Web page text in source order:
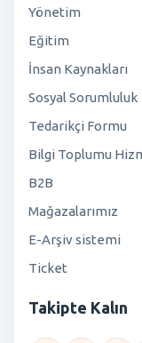
Yönetim
Eğitim
İnsan Kaynakları
Sosyal Sorumluluk
Tedarikçi Formu
Bilgi Toplumu
B2B
Mağazalarımız
E-Arşiv sistemi
Ticket
Takipte Kalın